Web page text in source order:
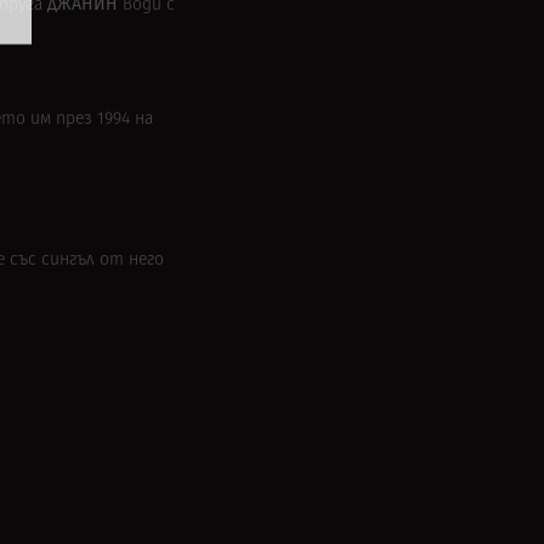
ДЖАНИН води с
им през 1994 на
със сингъл от него